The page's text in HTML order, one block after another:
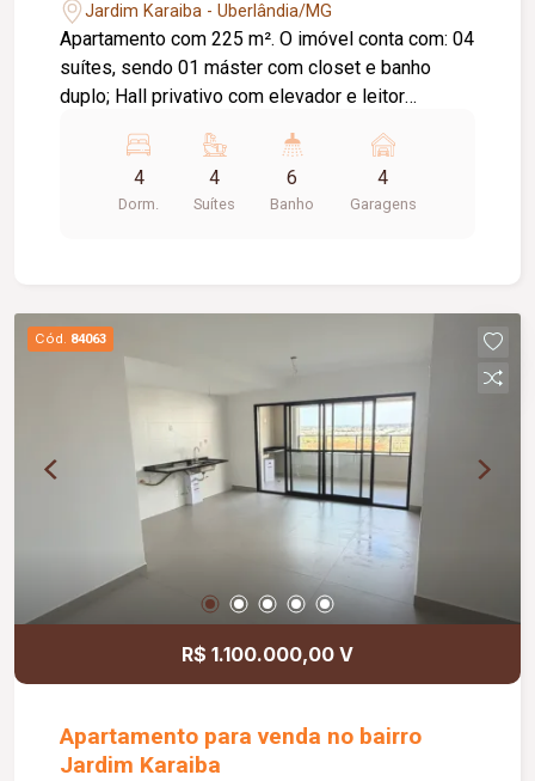
Jardim Karaiba - Uberlândia/MG
Apartamento com 225 m². O imóvel conta com: 04
suítes, sendo 01 máster com closet e banho
duplo; Hall privativo com elevador e leitor
com depósito; Pontos de água para geladeira,
lava-louças e filtro; Varanda gourmet com
churrasqueira a carvão; Área de serviço com
adulto climatizada com raia de 25 metros e borda
infinita; Playground; Sauna com descanso;
Academia; Quadra de Street Ball; Quadra
esportiva; Bicicletários; Snooker Bar; Coworking;
Sala de reuniões; Porte-cochère coberto.
4
Dorm.
4
Suítes
6
Banho
4
Garagens
Cód. 84063
R$ 1.100.000,00 V
Apartamento para venda no bairro
Jardim Karaiba